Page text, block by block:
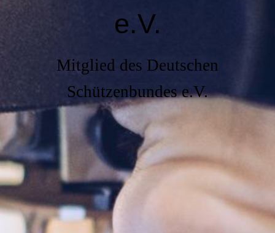
e.V.
Mitglied des Deutschen
Schützenbundes e.V.